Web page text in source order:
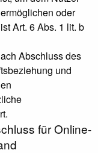
oder
Art. 6 Abs. 1 lit. b
Abschluss des
und
für Online-